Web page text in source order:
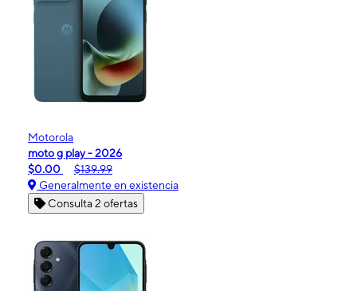
Motorola
moto g play - 2026
$0.00
$139.99
Generalmente en existencia
Consulta 2 ofertas